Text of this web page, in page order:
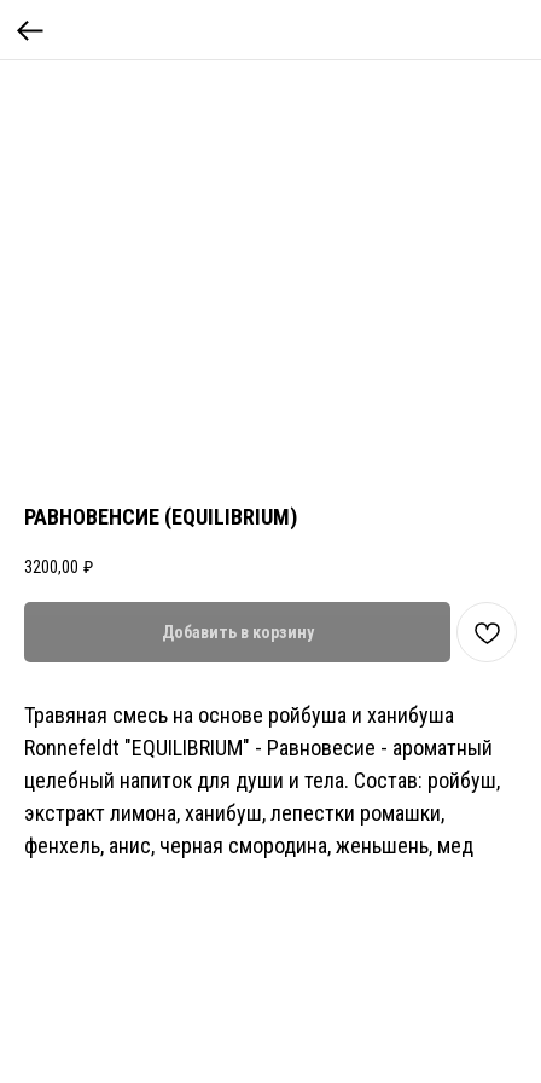
РАВНОВЕНСИЕ (EQUILIBRIUM)
3200,00 ₽
Добавить в корзину
Травяная смесь на основе ройбуша и ханибуша
Ronnefeldt "EQUILIBRIUM" - Равновесие - ароматный
целебный напиток для души и тела. Состав: ройбуш,
экстракт лимона, ханибуш, лепестки ромашки,
фенхель, анис, черная смородина, женьшень, мед